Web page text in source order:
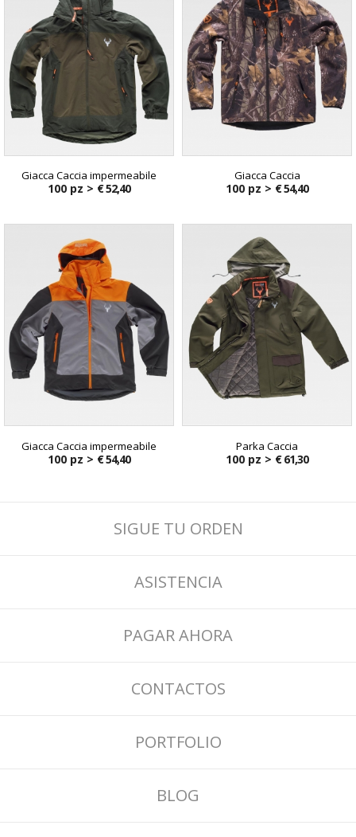
Giacca Caccia impermeabile
100 pz > € 52,40
Giacca Caccia
100 pz > € 54,40
Giacca Caccia impermeabile
100 pz > € 54,40
Parka Caccia
100 pz > € 61,30
SIGUE TU ORDEN
ASISTENCIA
PAGAR AHORA
CONTACTOS
PORTFOLIO
BLOG